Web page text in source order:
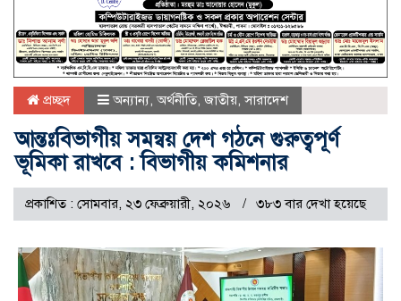
প্রচ্ছদ অন্যান্য, অর্থনীতি,জাতীয়,সারাদেশ
আন্তঃবিভাগীয় সমন্বয় দেশ গঠনে গুরুত্বপূর্ণ
ভূমিকা রাখবে : বিভাগীয় কমিশনার
প্রকাশিত : সোমবার, ২৩ ফেব্রুয়ারী, ২০২৬ ৩৮৩ বার দেখা হয়েছে